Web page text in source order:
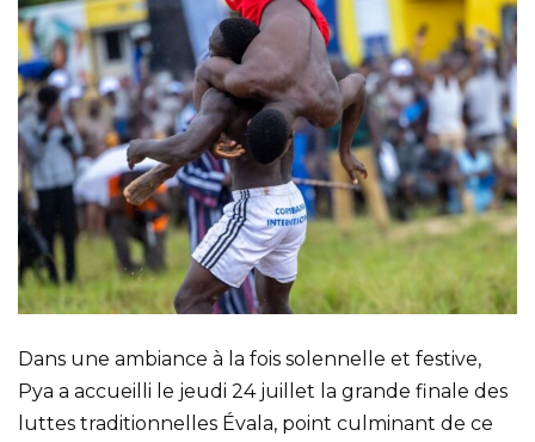
Dans une ambiance à la fois solennelle et festive,
Pya a accueilli le jeudi 24 juillet la grande finale des
luttes traditionnelles Évala, point culminant de ce